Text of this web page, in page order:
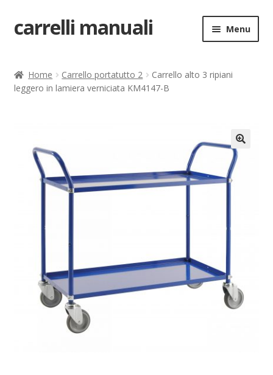
Vai
alla
Vai
al
carrelli manuali Menu
Carrello
Come ordinare
Come registrarsi al sito
Dove siamo
Home Carrello portatutto 2
Carrello alto 3 ripiani
leggero in lamiera verniciata KM4147-B
🔍